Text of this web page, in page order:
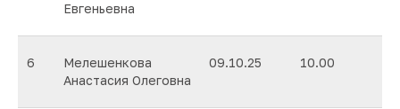
Евгеньевна
6
Мелешенкова
Анастасия Олеговна
09.10.25 10.00